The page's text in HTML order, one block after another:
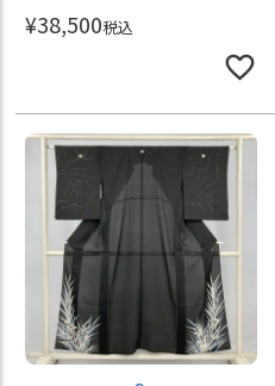
¥38,500税込